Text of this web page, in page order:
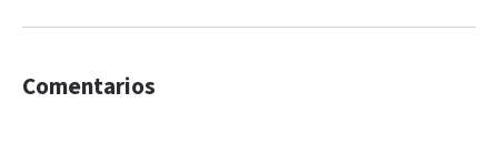
Comentarios